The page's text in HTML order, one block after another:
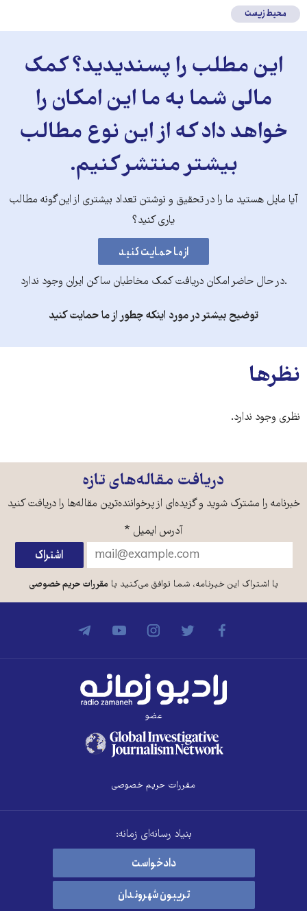
محیط زیست
این مطلب را پسندیدید؟ کمک
مالی شما به ما این امکان را
خواهد داد که از این نوع مطالب
بیشتر منتشر کنیم.
آیا مایل هستید ما را در تحقیق و نوشتن تعداد بیشتری از این‌گونه مطالب
یاری کنید؟
.در حال حاضر امکان دریافت کمک مخاطبان ساکن ایران وجود ندارد
توضیح بیشتر در مورد اینکه چطور از ما حمایت کنید
نظرها
نظری وجود ندارد.
دریافت مقاله‌های تازه
خبرنامه را مشترک شوید و گزیده‌ای از پرخواننده‌ترین مقاله‌ها را دریافت کنید
آدرس ایمیل *
با اشتراک این خبرنامه، شما توافق می‌کنید بامقررات حریم خصوصی
عضو
مقررات حریم خصوصی
بنیاد رسانه‌ای زمانه:
دادخواست
تریبون شهروندان